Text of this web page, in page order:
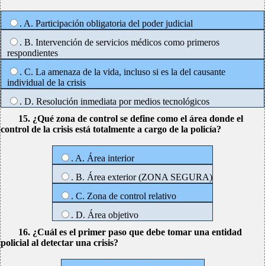
. A. Participación obligatoria del poder judicial
. B. Intervención de servicios médicos como primeros
respondientes
. C. La amenaza de la vida, incluso si es la del causante
individual de la crisis
. D. Resolución inmediata por medios tecnológicos
15. ¿Qué zona de control se define como el área donde el
control de la crisis está totalmente a cargo de la policía?
. A. Área interior
. B. Área exterior (ZONA SEGURA)
. C. Zona de control relativo
. D. Área objetivo
16. ¿Cuál es el primer paso que debe tomar una entidad
policial al detectar una crisis?